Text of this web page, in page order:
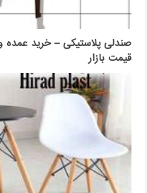
صندلی پلاستیکی – خرید عمده
قیمت بازار